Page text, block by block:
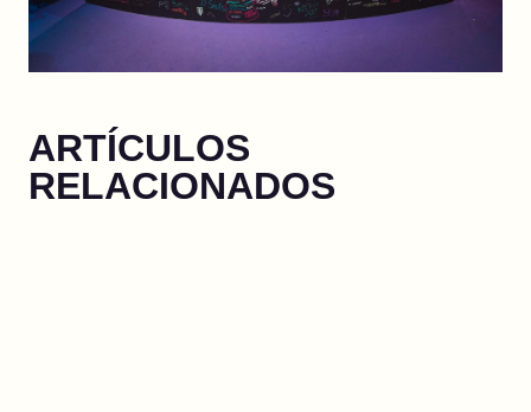
ARTÍCULOS
RELACIONADOS